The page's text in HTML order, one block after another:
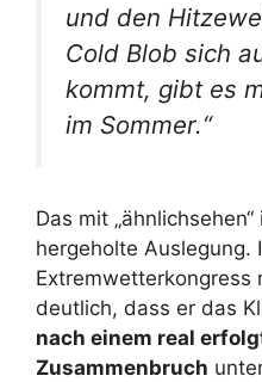
und den
Cold Blob sich
kommt, gibt es
im Sommer.“
Das mit
hergeholte Auslegung.
Extremwetterkongress
deutlich, dass er das
nach einem real
Zusammenbruch